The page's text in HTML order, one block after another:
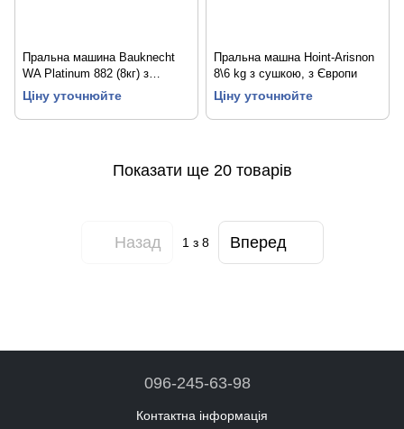
Пральна машина Bauknecht
WA Platinum 882 (8кг) з
Європи
Ціну уточнюйте
Пральна машна Hoint-Arisnon
8\6 kg з сушкою, з Європи
Ціну уточнюйте
Показати ще 20 товарів
Назад 1з 8 Вперед
096-245-63-98
Контактна інформація